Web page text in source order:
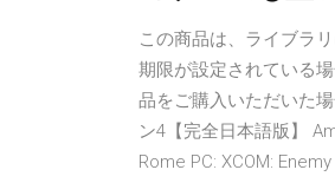
この商品は、ライブラ
期限が設定されている
品をご購入いただいた
ン4【完全日本語版】
Rome PC: XCOM: